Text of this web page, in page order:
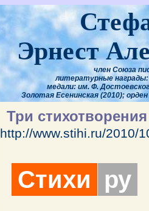
Эрнест
член Союза
литературные награды:
медали: им. Ф.
Золотая Есенинская (2010);
Три
http://www.stihi.ru/2010/
Стихи ру